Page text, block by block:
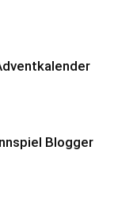
Blogger